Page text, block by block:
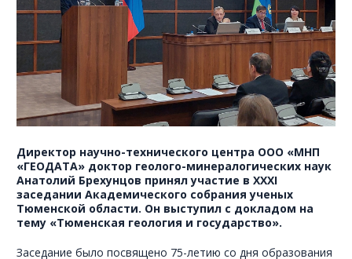
Директор научно-технического центра ООО «МНП
«ГЕОДАТА» доктор геолого-минералогических наук
Анатолий Брехунцов принял участие в XXXI
заседании Академического собрания ученых
Тюменской области. Он выступил с докладом на
тему «Тюменская геология и государство».
Заседание было посвящено 75-летию со дня образования